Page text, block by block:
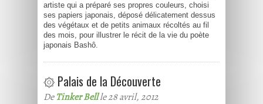
artiste qui a préparé ses propres couleurs, choisi
ses papiers japonais, déposé délicatement dessus
des végétaux et de petits animaux récoltés au fil
des mois, pour illustrer le récit de la vie du poète
japonais Bashô.
۞ Palais de la Découverte
DeTinker Bellle 28 avril, 2012